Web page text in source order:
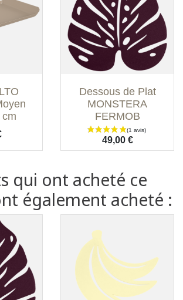
Dessous de Plat
MONSTERA
FERMOB
Prix
49,00 €
qui ont acheté ce
également acheté :